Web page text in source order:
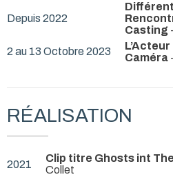
Depuis 2022
Casting
2 au 13 Octobre 2023
Caméra
RÉALISATION
2021 Clip titre Ghosts int
Collet